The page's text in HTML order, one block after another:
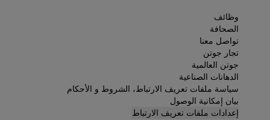
وظائف
الصحافة
تواصل معنا
تجار جوتن
جوتن العالمية
الدهانات الصناعية
سياسة ملفات تعريف الارتباط، الشروط و الأحكام
بيان إمكانية الوصول
إعدادات ملفات تعريف الارتباط